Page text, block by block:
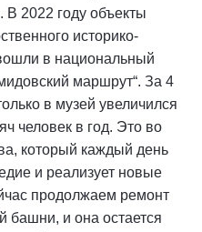
В 2022 году объекты
историко-
в национальный
маршрут“. За 4
в музей увеличился
человек в год. Это во
который каждый день
и реализует новые
продолжаем ремонт
башни, и она остается